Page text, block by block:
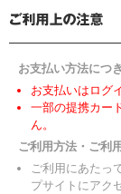
お支払い方法につ
お支払いはログ
一部の提携カー
ん。
ご利用方法・ご利
ご利用にあたっ
プサイトにアク